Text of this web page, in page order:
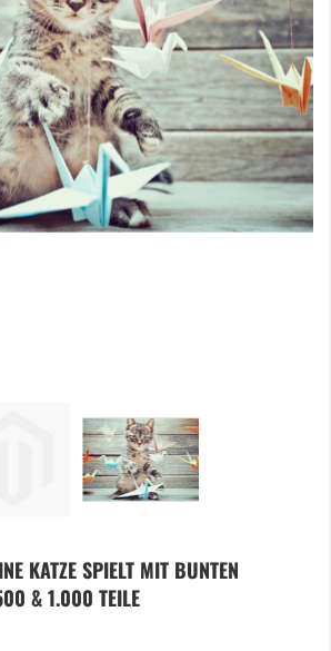
KATZE SPIELT MIT BUNTEN
& 1.000 TEILE